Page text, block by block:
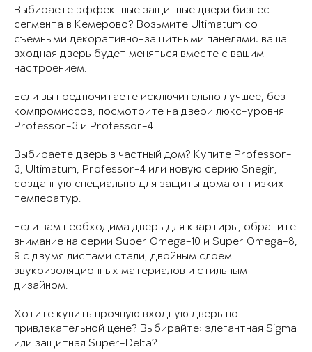
Выбираете эффектные защитные двери бизнес-
сегмента в Кемерово? Возьмите Ultimatum со
съемными декоративно-защитными панелями: ваша
входная дверь будет меняться вместе с вашим
настроением.
Если вы предпочитаете исключительно лучшее, без
компромиссов, посмотрите на двери люкс-уровня
Professor-3 и Professor-4.
Выбираете дверь в частный дом? Купите Professor-
3, Ultimatum, Professor-4 или новую серию Snegir,
созданную специально для защиты дома от низких
температур.
Если вам необходима дверь для квартиры, обратите
внимание на серии Super Omega-10 и Super Omega-8,
9 с двумя листами стали, двойным слоем
звукоизоляционных материалов и стильным
дизайном.
Хотите купить прочную входную дверь по
привлекательной цене? Выбирайте: элегантная Sigma
или защитная Super-Delta?